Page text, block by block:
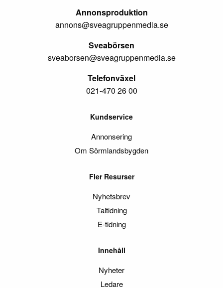
Annonsproduktion
annons@sveagruppenmedia.se
Sveabörsen
sveaborsen@sveagruppenmedia.se
Telefonväxel
021-470 26 00
Kundservice
Annonsering
Om Sörmlandsbygden
Fler Resurser
Nyhetsbrev
Taltidning
E-tidning
Innehåll
Nyheter
Ledare